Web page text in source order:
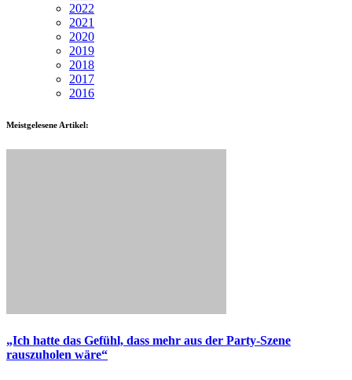
2022
2021
2020
2019
2018
2017
2016
Meistgelesene Artikel:
„Ich hatte das Gefühl, dass mehr aus der Party-Szene
rauszuholen wäre“